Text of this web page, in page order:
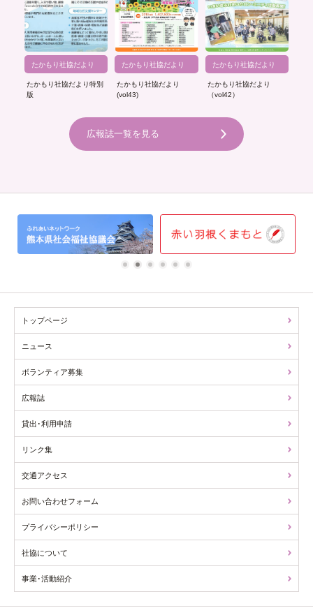
たかもり社協だより
たかもり社協だより特別
版
たかもり社協だより
たかもり社協だより
(vol43)
たかもり社協だより
たかもり社協だより
（vol42）
広報誌一覧を見る
1 2 3 4 5 6
トップページ
ニュース
ボランティア募集
広報誌
貸出･利用申請
リンク集
交通アクセス
お問い合わせフォーム
プライバシーポリシー
社協について
事業･活動紹介